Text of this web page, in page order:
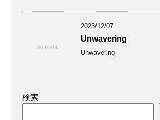
2023/12/07
Unwavering
Unwavering
検索